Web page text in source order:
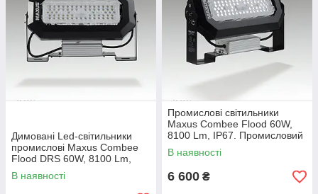
Димовані Led-світильники
промислові Maxus Combee
Flood DRS 60W, 8100 Lm,
IP67. Промисловий
прожектор
В наявності
Промислові світильники
Maxus Combee Flood 60W,
8100 Lm, IP67. Промисловий
прожектор
В наявності
6 600 ₴